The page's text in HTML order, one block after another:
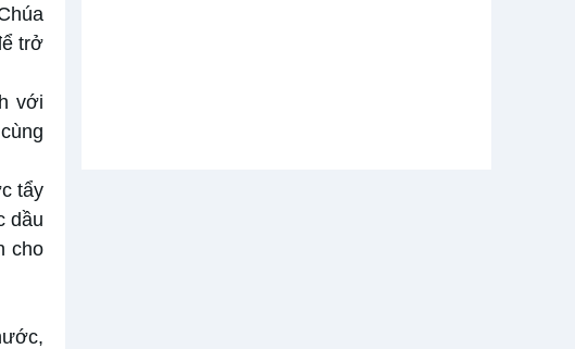
trở
với
tẩy
dầu
cho